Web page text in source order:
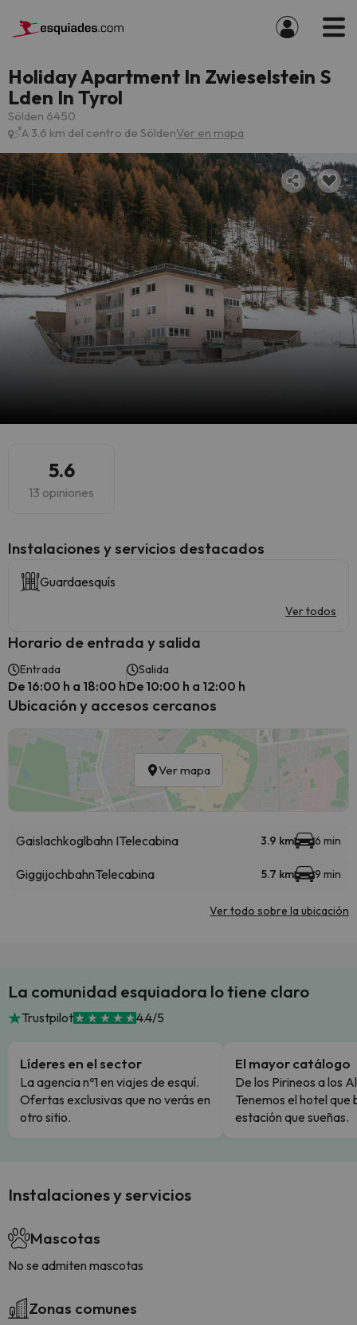
Holiday Apartment In Zwieselstein S
Lden In Tyrol
Sölden 6450
A 3.6 km del centro de SöldenVer en mapa
5.6
13 opiniones
Instalaciones y servicios destacados
Guardaesquís
Ver todos
Horario de entrada y salida
Entrada
De 16:00 h a 18:00 h
Salida
De 10:00 h a 12:00 h
Ubicación y accesos cercanos
Ver mapa
Gaislachkoglbahn ITelecabina 3.9 km 6 min
GiggijochbahnTelecabina 5.7 km 9 min
Ver todo sobre la ubicación
La comunidad esquiadora lo tiene claro
Trustpilot 4.4/5
Líderes en el sector
La agencia nº1 en viajes de esquí.
Ofertas exclusivas que no verás en
otro sitio.
El mayor catálogo
De los Pirineos a los
Tenemos el hotel que
estación que sueñas.
Instalaciones y servicios
Mascotas
No se admiten mascotas
Zonas comunes